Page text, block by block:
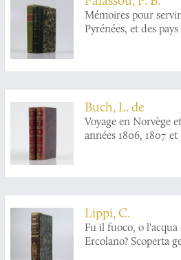
Mémoires pour
Pyrénées, et des
Buch, L. de
Voyage en Norvège
années 1806, 1807
introduction de M.
d`un mémoire de
Lippi, C.
Fu il fuoco, o
Ercolano? Scoperta